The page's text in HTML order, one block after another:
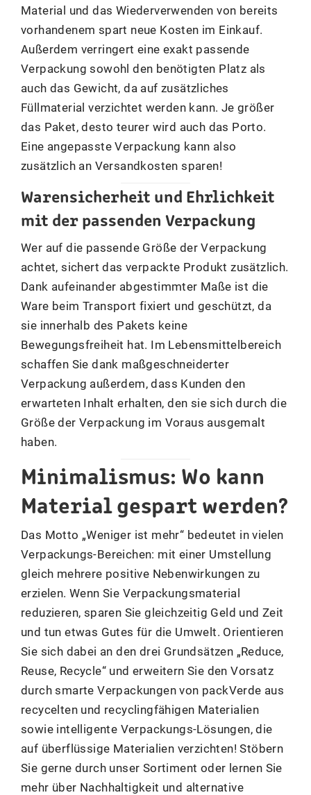
Material und das Wiederverwenden von bereits
vorhandenem spart neue Kosten im Einkauf.
Außerdem verringert eine exakt passende
Verpackung sowohl den benötigten Platz als
auch das Gewicht, da auf zusätzliches
Füllmaterial verzichtet werden kann. Je größer
das Paket, desto teurer wird auch das Porto.
Eine angepasste Verpackung kann also
zusätzlich an Versandkosten sparen!
Warensicherheit und Ehrlichkeit
mit der passenden Verpackung
Wer auf die passende Größe der Verpackung
achtet, sichert das verpackte Produkt zusätzlich.
Dank aufeinander abgestimmter Maße ist die
Ware beim Transport fixiert und geschützt, da
sie innerhalb des Pakets keine
Bewegungsfreiheit hat. Im Lebensmittelbereich
schaffen Sie dank maßgeschneiderter
Verpackung außerdem, dass Kunden den
erwarteten Inhalt erhalten, den sie sich durch die
Größe der Verpackung im Voraus ausgemalt
haben.
Minimalismus: Wo kann
Material gespart werden?
Das Motto „Weniger ist mehr“ bedeutet in vielen
Verpackungs-Bereichen: mit einer Umstellung
gleich mehrere positive Nebenwirkungen zu
erzielen. Wenn Sie Verpackungsmaterial
reduzieren, sparen Sie gleichzeitig Geld und Zeit
und tun etwas Gutes für die Umwelt. Orientieren
Sie sich dabei an den drei Grundsätzen „Reduce,
Reuse, Recycle“ und erweitern Sie den Vorsatz
durch smarte Verpackungen von packVerde aus
recycelten und recyclingfähigen Materialien
sowie intelligente Verpackungs-Lösungen, die
auf überflüssige Materialien verzichten! Stöbern
Sie gerne durch unser Sortiment oder lernen Sie
mehr über Nachhaltigkeit und alternative